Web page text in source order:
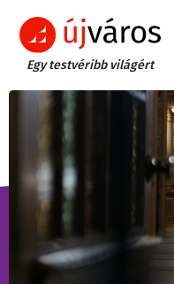
Egy testvéribb világért